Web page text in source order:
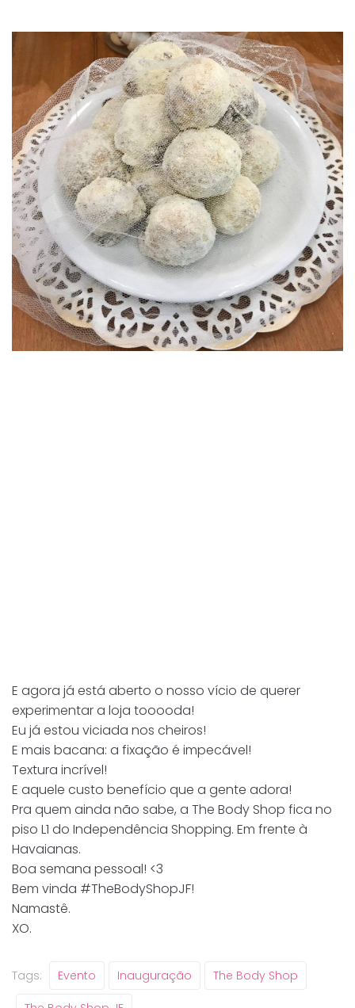
E agora já está aberto o nosso vício de querer
experimentar a loja tooooda!
Eu já estou viciada nos cheiros!
E mais bacana: a fixação é impecável!
Textura incrível!
E aquele custo benefício que a gente adora!
Pra quem ainda não sabe, a The Body Shop fica no
piso L1 do Independência Shopping. Em frente à
Havaianas.
Boa semana pessoal! <3
Bem vinda #TheBodyShopJF!
Namastê.
XO.
Tags: Evento Inauguração The Body Shop